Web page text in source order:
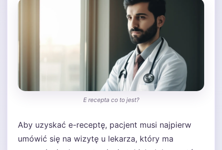
E recepta co to jest?
Aby uzyskać e-receptę, pacjent musi najpierw
umówić się na wizytę u lekarza, który ma